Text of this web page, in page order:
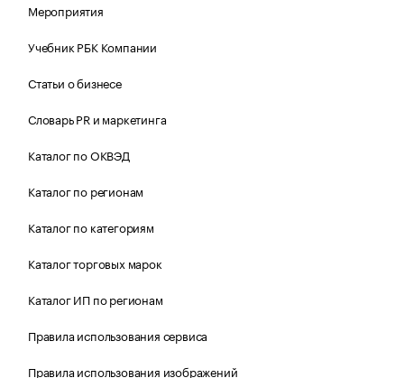
Мероприятия
Учебник РБК Компании
Статьи о бизнесе
Словарь PR и маркетинга
Каталог по ОКВЭД
Каталог по регионам
Каталог по категориям
Каталог торговых марок
Каталог ИП по регионам
Правила использования сервиса
Правила использования изображений